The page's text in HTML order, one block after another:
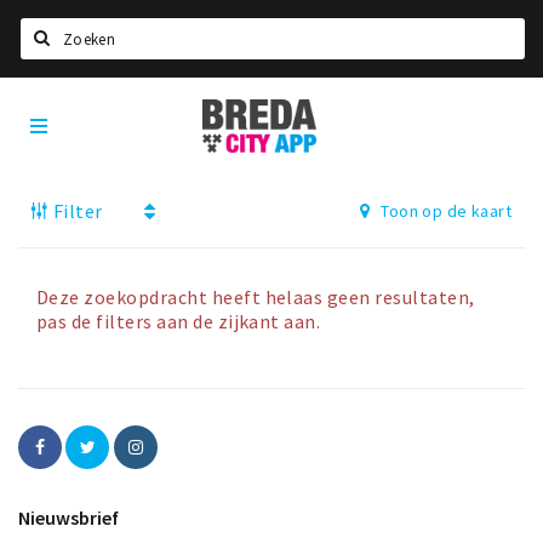
Home
Deals
Nieuws, interviews & blogs
Slapen
Recreatief
Breda
City
App
Filter Toon op de kaart
Deze zoekopdracht heeft helaas geen resultaten,
pas de filters aan de zijkant aan.
Nieuwsbrief